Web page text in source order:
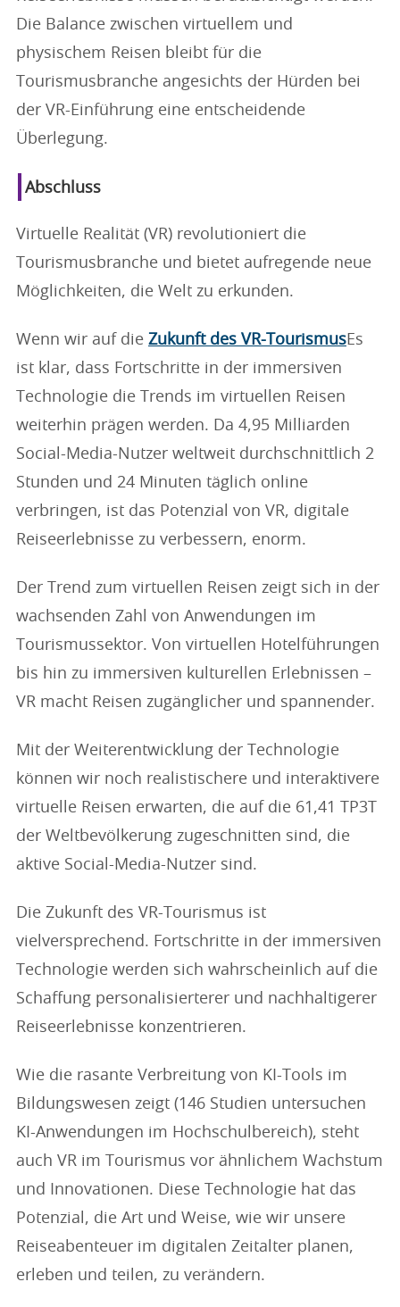
Die Balance zwischen virtuellem und
physischem Reisen bleibt für die
Tourismusbranche angesichts der Hürden bei
der VR-Einführung eine entscheidende
Überlegung.
Abschluss
Virtuelle Realität (VR) revolutioniert die
Tourismusbranche und bietet aufregende neue
Möglichkeiten, die Welt zu erkunden.
Wenn wir auf die Zukunft des VR-TourismusEs
ist klar, dass Fortschritte in der immersiven
Technologie die Trends im virtuellen Reisen
weiterhin prägen werden. Da 4,95 Milliarden
Social-Media-Nutzer weltweit durchschnittlich 2
Stunden und 24 Minuten täglich online
verbringen, ist das Potenzial von VR, digitale
Reiseerlebnisse zu verbessern, enorm.
Der Trend zum virtuellen Reisen zeigt sich in der
wachsenden Zahl von Anwendungen im
Tourismussektor. Von virtuellen Hotelführungen
bis hin zu immersiven kulturellen Erlebnissen –
VR macht Reisen zugänglicher und spannender.
Mit der Weiterentwicklung der Technologie
können wir noch realistischere und interaktivere
virtuelle Reisen erwarten, die auf die 61,41 TP3T
der Weltbevölkerung zugeschnitten sind, die
aktive Social-Media-Nutzer sind.
Die Zukunft des VR-Tourismus ist
vielversprechend. Fortschritte in der immersiven
Technologie werden sich wahrscheinlich auf die
Schaffung personalisierterer und nachhaltigerer
Reiseerlebnisse konzentrieren.
Wie die rasante Verbreitung von KI-Tools im
Bildungswesen zeigt (146 Studien untersuchen
KI-Anwendungen im Hochschulbereich), steht
auch VR im Tourismus vor ähnlichem Wachstum
und Innovationen. Diese Technologie hat das
Potenzial, die Art und Weise, wie wir unsere
Reiseabenteuer im digitalen Zeitalter planen,
erleben und teilen, zu verändern.